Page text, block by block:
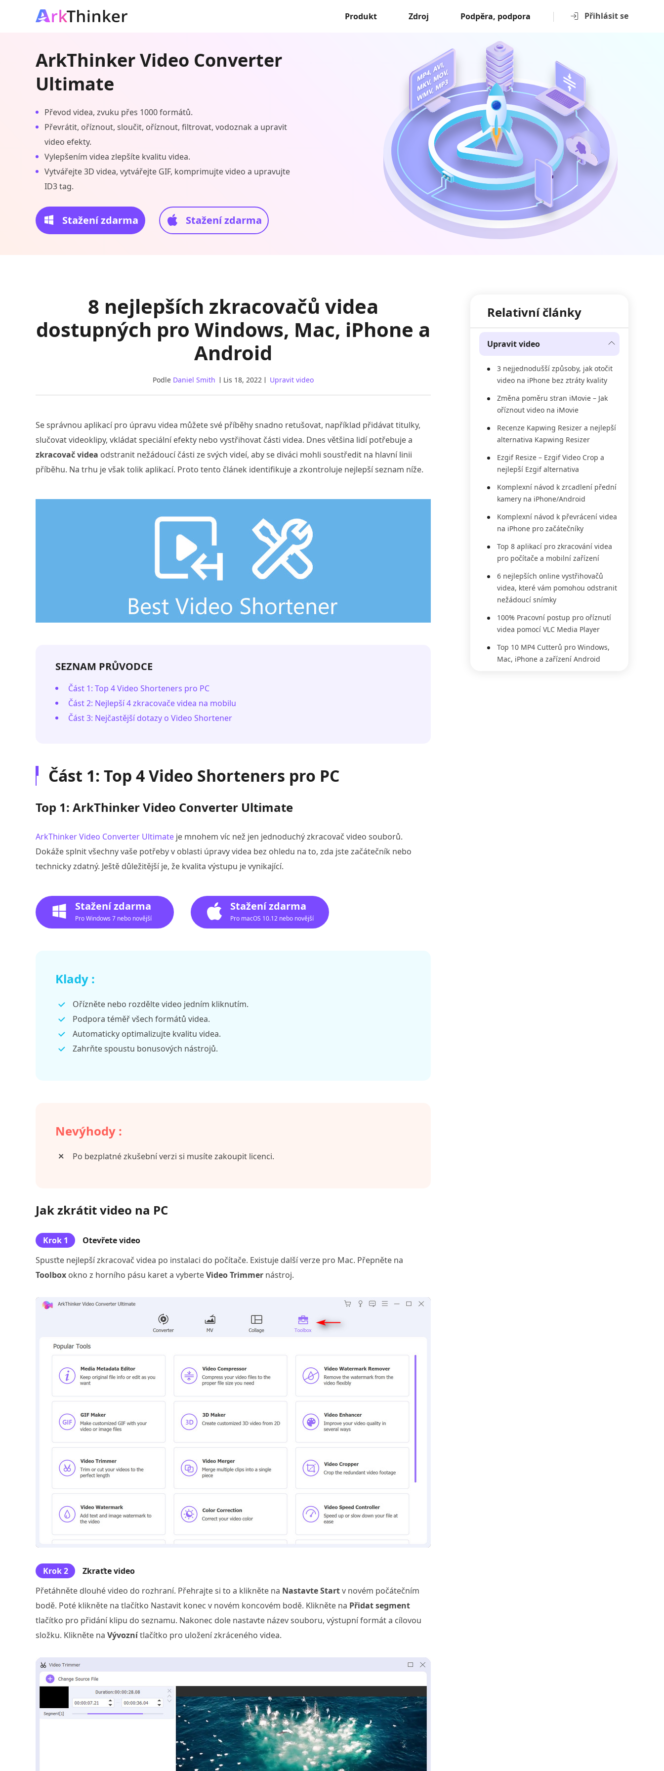
Přihlásit se
Produkt Zdroj Podpěra, podpora
ArkThinker Video Converter
Ultimate
Převod videa, zvuku přes 1000 formátů.
Převrátit, oříznout, sloučit, oříznout, filtrovat, vodoznak a upravit
video efekty.
Vylepšením videa zlepšíte kvalitu videa.
Vytvářejte 3D videa, vytvářejte GIF, komprimujte video a upravujte
ID3 tag.
Stažení zdarma Stažení zdarma
8 nejlepších zkracovačů videa
dostupných pro Windows, Mac, iPhone a
Android
Podle Daniel Smith Lis 18, 2022 Upravit video
Se správnou aplikací pro úpravu videa můžete své příběhy snadno retušovat, například přidávat titulky,
slučovat videoklipy, vkládat speciální efekty nebo vystřihovat části videa. Dnes většina lidí potřebuje a
zkracovač videa odstranit nežádoucí části ze svých videí, aby se diváci mohli soustředit na hlavní linii
příběhu. Na trhu je však tolik aplikací. Proto tento článek identifikuje a zkontroluje nejlepší seznam níže.
SEZNAM PRŮVODCE
Část 1: Top 4 Video Shorteners pro PC
Část 2: Nejlepší 4 zkracovače videa na mobilu
Část 3: Nejčastější dotazy o Video Shortener
Část 1: Top 4 Video Shorteners pro PC
Top 1: ArkThinker Video Converter Ultimate
ArkThinker Video Converter Ultimate je mnohem víc než jen jednoduchý zkracovač video souborů.
Dokáže splnit všechny vaše potřeby v oblasti úpravy videa bez ohledu na to, zda jste začátečník nebo
technicky zdatný. Ještě důležitější je, že kvalita výstupu je vynikající.
Stažení zdarma
Pro Windows 7 nebo novější
Stažení zdarma
Pro macOS 10.12 nebo novější
Klady :
Ořízněte nebo rozdělte video jedním kliknutím.
Podpora téměř všech formátů videa.
Automaticky optimalizujte kvalitu videa.
Zahrňte spoustu bonusových nástrojů.
Nevýhody :
Po bezplatné zkušební verzi si musíte zakoupit licenci.
Jak zkrátit video na PC
Krok 1
Otevřete video
Spusťte nejlepší zkracovač videa po instalaci do počítače. Existuje další verze pro Mac. Přepněte na
Toolbox okno z horního pásu karet a vyberteVideo Trimmer nástroj.
Krok 2
Zkraťte video
Přetáhněte dlouhé video do rozhraní. Přehrajte si to a klikněte na Nastavte Startv novém počátečním
bodě. Poté klikněte na tlačítko Nastavit konec v novém koncovém bodě. Klikněte na Přidat segment
tlačítko pro přidání klipu do seznamu. Nakonec dole nastavte název souboru, výstupní formát a cílovou
složku. Klikněte na Vývoznítlačítko pro uložení zkráceného videa.
Relativní články
Upravit video
3 nejjednodušší způsoby, jak otočit
video na iPhone bez ztráty kvality
Změna poměru stran iMovie – Jak
oříznout video na iMovie
Recenze Kapwing Resizer a nejlepší
alternativa Kapwing Resizer
Ezgif Resize – Ezgif Video Crop a
nejlepší Ezgif alternativa
Komplexní návod k zrcadlení přední
kamery na iPhone/Android
Komplexní návod k převrácení videa
na iPhone pro začátečníky
Top 8 aplikací pro zkracování videa
pro počítače a mobilní zařízení
6 nejlepších online vystřihovačů
videa, které vám pomohou odstranit
nežádoucí snímky
100% Pracovní postup pro oříznutí
videa pomocí VLC Media Player
Top 10 MP4 Cutterů pro Windows,
Mac, iPhone a zařízení Android